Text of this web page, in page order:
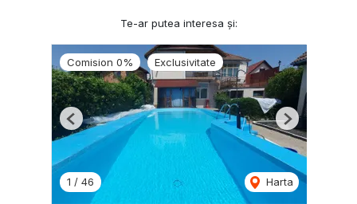
Te-ar putea interesa și:
Comision 0% Exclusivitate
1 / 46 Harta
Previous Next